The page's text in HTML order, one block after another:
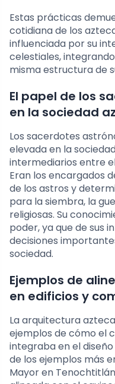
Estas prácticas
cotidiana de los
influenciada por su
celestiales,
misma estructura de
El papel de los
en la sociedad
Los sacerdotes
elevada en la
intermediarios entre
Eran los encargados
de los astros y
para la siembra, la
religiosas. Su
poder, ya que de sus
decisiones
sociedad.
Ejemplos de
en edificios y
La arquitectura
ejemplos de cómo el
integraba en el
de los ejemplos más
Mayor en